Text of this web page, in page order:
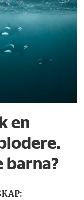
en
barna?